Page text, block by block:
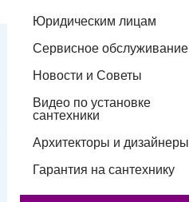
Юридическим лицам
Сервисное обслуживание
Новости и Советы
Видео по установке
сантехники
Архитекторы и дизайнеры
Гарантия на сантехнику